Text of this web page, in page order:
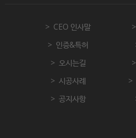
CEO 인사말
인증&특허
오시는길
시공사례
공지사항